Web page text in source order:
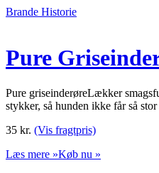
Brande Historie
Pure
Pure griseinderøreLækker
stykker, så hunden ikke får så
35 kr. (Vis fragtpris)
Læs mere »Køb nu »